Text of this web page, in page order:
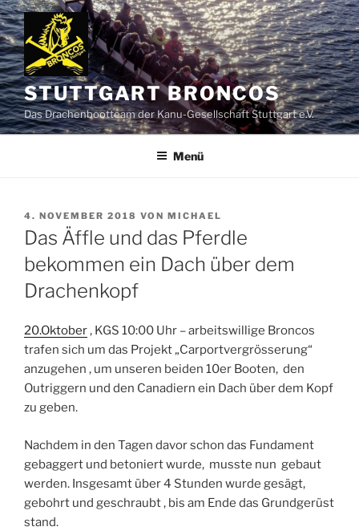
Zum
Inhalt
springen
STUTTGART BRONCOS
Das Drachenbootteam der Kanu-Gesellschaft Stuttgart e.V.
Menü
VERÖFFENTLICHT
AM
4. NOVEMBER 2018 VON MICHAEL
Das Äffle und das Pferdle
bekommen ein Dach über dem
Drachenkopf
20.Oktober, KGS 10:00 Uhr – arbeitswillige Broncos
trafen sich um das Projekt „Carportvergrösserung“
anzugehen , um unseren beiden 10er Booten, den
Outriggern und den Canadiern ein Dach über dem Kopf
zu geben.
Nachdem in den Tagen davor schon das Fundament
gebaggert und betoniert wurde, musste nun gebaut
werden. Insgesamt über 4 Stunden wurde gesägt,
gebohrt und geschraubt , bis am Ende das Grundgerüst
stand.